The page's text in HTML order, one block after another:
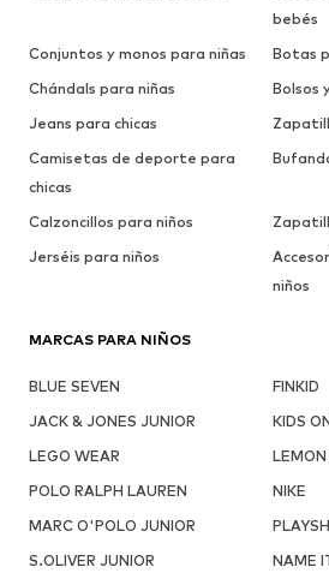
bebés
Conjuntos y monos para niñas
Botas
Chándals para niñas
Bolsos
Jeans para chicas
Camisetas de deporte para
chicas
Calzoncillos para niños
Jerséis para niños
niños
MARCAS PARA NIÑOS
BLUE SEVEN
FINKID
JACK & JONES JUNIOR
KIDS
LEGO WEAR
LEMON
POLO RALPH LAUREN
NIKE
MARC O'POLO JUNIOR
S.OLIVER JUNIOR
NAME